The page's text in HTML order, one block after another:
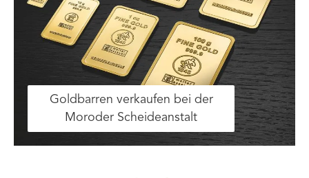
Goldbarren verkaufen bei der
Moroder Scheideanstalt